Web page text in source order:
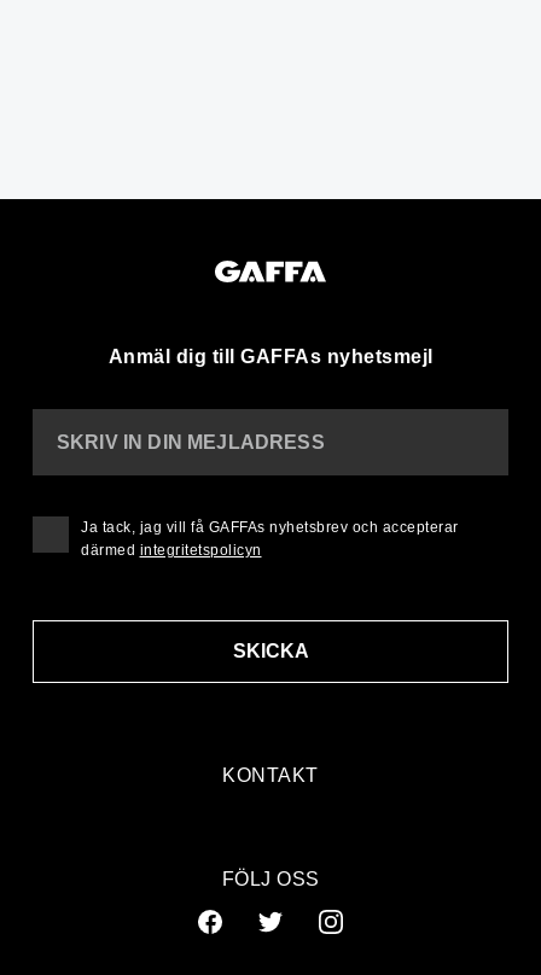
Anmäl dig till GAFFAs nyhetsmejl
KONTAKT
SKRIV IN DIN MEJLADRESS
SKICKA
Ja tack, jag vill få GAFFAs nyhetsbrev och accepterar
därmed integritetspolicyn
FÖLJ OSS